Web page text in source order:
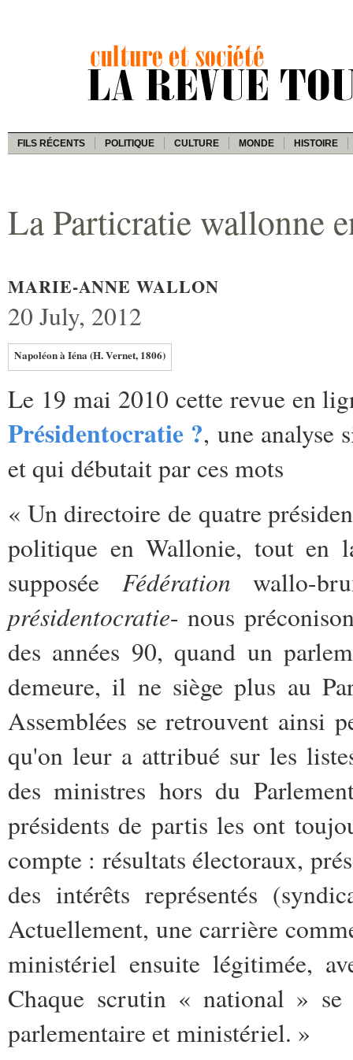
FILS RÉCENTS POLITIQUE CULTURE MONDE HISTOIRE
La Particratie wallonne
MARIE-ANNE WALLON
20 July, 2012
Napoléon à Iéna (H. Vernet, 1806)
Le 19 mai 2010 cette revue en
Présidentocratie ?, une analyse
et qui débutait par ces mots
« Un directoire de quatre
politique en Wallonie, tout en
supposée Fédération wallo-
présidentocratie- nous
des années 90, quand un
demeure, il ne siège plus au
Assemblées se retrouvent ainsi
qu'on leur a attribué sur les
des ministres hors du
présidents de partis les ont
compte : résultats électoraux,
des intérêts représentés
Actuellement, une carrière
ministériel ensuite légitimée,
Chaque scrutin « national »
parlementaire et ministériel. »